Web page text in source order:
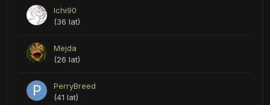
Ichi90
(36 lat)
Mejda
(26 lat)
PerryBreed
(41 lat)